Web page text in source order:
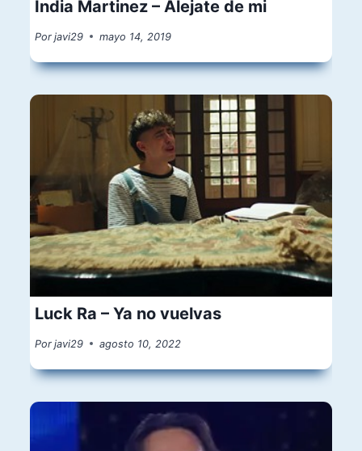
India Martinez – Alejate de mi
Por javi29 mayo 14, 2019
Luck Ra – Ya no vuelvas
Por javi29 agosto 10, 2022